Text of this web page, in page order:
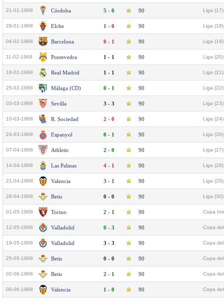
21-01-1968 Córdoba 5 - 0 90 Liga (17)
28-01-1968 Elche 1 - 0 90 Liga (18)
04-02-1968 Barcelona 0 - 1 90 Liga (19)
11-02-1968 Pontevedra 1 - 1 90 Liga (20)
18-02-1968 Real Madrid 1 - 1 90 Liga (21)
25-02-1968 Málaga (CD) 0 - 1 90 Liga (22)
03-03-1968 Sevilla 3 - 3 90 Liga (23)
10-03-1968 R. Sociedad 2 - 0 90 Liga (24)
24-03-1968 Espanyol 0 - 1 90 Liga (26)
07-04-1968 Athletic 2 - 0 90 Liga (27)
14-04-1968 Las Palmas 4 - 1 90 Liga (28)
21-04-1968 Valencia 3 - 1 90 Liga (29)
28-04-1968 Betis 0 - 0 90 Liga (30)
01-05-1968 Torino 2 - 1 90 Copa
12-05-1968 Valladolid 0 - 3 90 Copa
19-05-1968 Valladolid 3 - 3 90 Copa
25-05-1968 Betis 0 - 0 90 Copa
02-06-1968 Betis 2 - 1 90 Copa
09-06-1968 Valencia 1 - 0 90 Copa